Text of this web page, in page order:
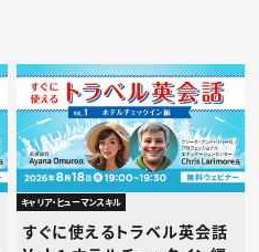
キャリア・ヒューマンスキル
すぐに使えるトラベル英会話